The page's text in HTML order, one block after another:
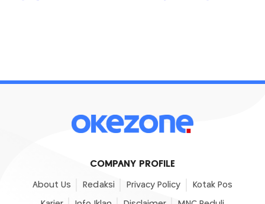
COMPANY PROFILE
About Us Redaksi Privacy Policy Kotak Pos